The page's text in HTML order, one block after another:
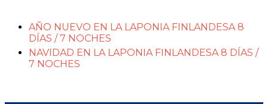
AÑO NUEVO EN LA LAPONIA FINLANDESA 8
DÍAS / 7 NOCHES
NAVIDAD EN LA LAPONIA FINLANDESA 8 DÍAS /
7 NOCHES